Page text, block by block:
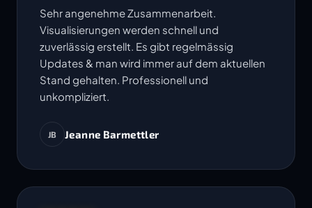
Sehr angenehme Zusammenarbeit.
Visualisierungen werden schnell und
zuverlässig erstellt. Es gibt regelmässig
Updates & man wird immer auf dem aktuellen
Stand gehalten. Professionell und
unkompliziert.
JB Jeanne Barmettler